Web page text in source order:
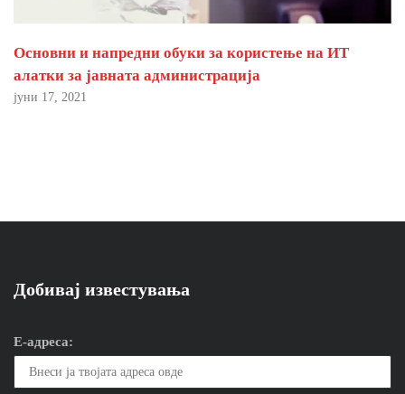
Основни и напредни обуки за користење на ИТ
алатки за јавната администрација
јуни 17, 2021
Добивај известувања
Е-адреса: